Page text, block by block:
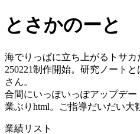
とさかのーと
海でりっぱに立ち上がるトサカ
250221制作開始。研究ノート
さん。
合間にいっぽいっぽアップデ
業ぶりhtml。ご指導だいだい大
業績リスト